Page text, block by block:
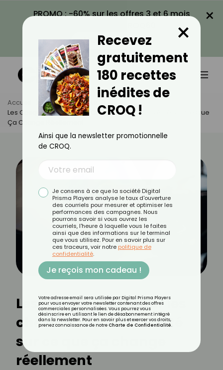
PROMO : -60% sur les offres 3 et 6 mois
VOIR LA PROMO
×
Accueil Actus
Beauté
Les Casques LED Pour Les Cheveux : Toute La Vérité Sur Ce Que
Ça Change Réellement
Les casques LED pour les
cheveux : toute la vérité
sur ce que ça change
réellement
Recevez
gratuitement
180 recettes
inédites de
CROQ !
×
Ainsi que la newsletter promotionnelle
de CROQ.
Je consens à ce que la société Digital
Prisma Players analyse le taux d'ouverture
des courriels pour mesurer et optimiser les
performances des campagnes. Nous
pourrons savoir si vous ouvrez les
courriels, l'heure à laquelle vous le faites
ainsi que des informations sur le terminal
que vous utilisez. Pour en savoir plus sur
ces traceurs, voir notre politique de
confidentialité.
Je reçois mon cadeau !
Votre adresse email sera utilisée par Digital Prisma Players
pour vous envoyer votre newsletter contenant des offres
commerciales personnalisées. Vous pourrez vous
désinscrire en utilisant le lien de désabonnement intégré
dans la newsletter. Pour en savoir plus et exercer vos droits,
prenez connaissance de notre Charte de Confidentialité.